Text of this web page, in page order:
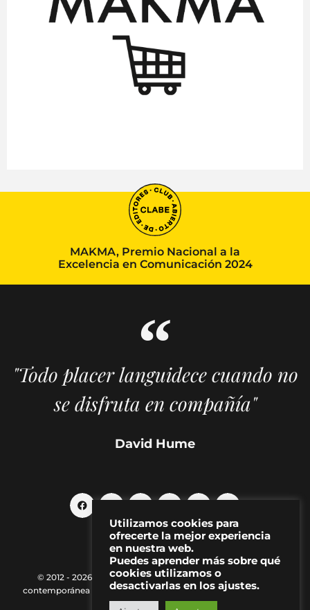
MAKMA, Premio Nacional a la
Excelencia en Comunicación 2024
"Todo placer languidece cuando no
se disfruta en compañía"
David Hume
© 2012 - 2026 MAKMA | Revista de artes visuales y cultura
contemporánea |
Política de Privacidad| Aviso Legal|Contacto
Utilizamos cookies para
ofrecerte la mejor experiencia
en nuestra web.
Puedes aprender más sobre qué
cookies utilizamos o
desactivarlas en los ajustes.